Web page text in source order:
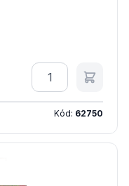
Množstvo
Kód: 62750